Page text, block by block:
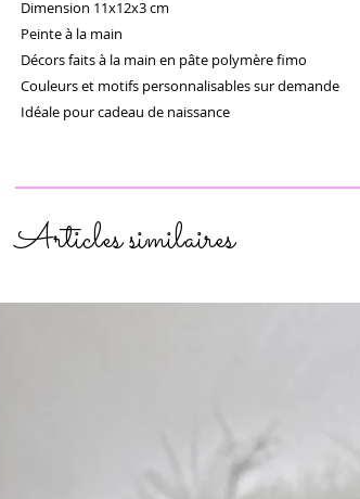
Dimension 11x12x3 cm
Peinte à la main
Décors faits à la main en pâte polymère fimo
Couleurs et motifs personnalisables sur demande
Idéale pour cadeau de naissance
Articles similaires